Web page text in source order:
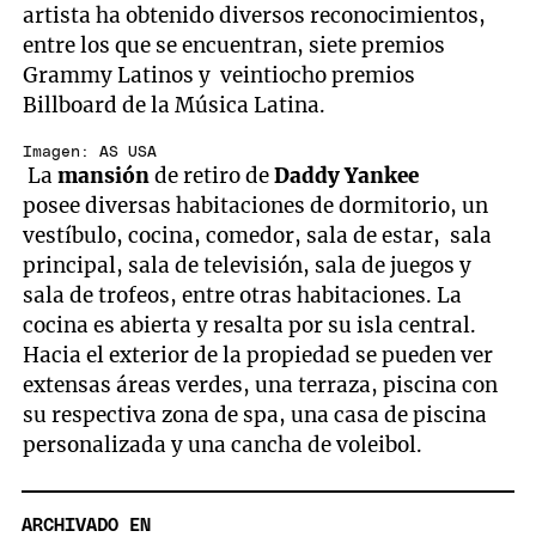
artista ha obtenido diversos reconocimientos,
entre los que se encuentran, siete premios
Grammy Latinos y veintiocho premios
Billboard de la Música Latina.
Imagen: AS USA
Lamansiónde retiro deDaddy Yankee
posee diversas habitaciones de dormitorio, un
vestíbulo, cocina, comedor, sala de estar, sala
principal, sala de televisión, sala de juegos y
sala de trofeos, entre otras habitaciones. La
cocina es abierta y resalta por su isla central.
Hacia el exterior de la propiedad se pueden ver
extensas áreas verdes, una terraza, piscina con
su respectiva zona de spa, una casa de piscina
personalizada y una cancha de voleibol.
ARCHIVADO EN